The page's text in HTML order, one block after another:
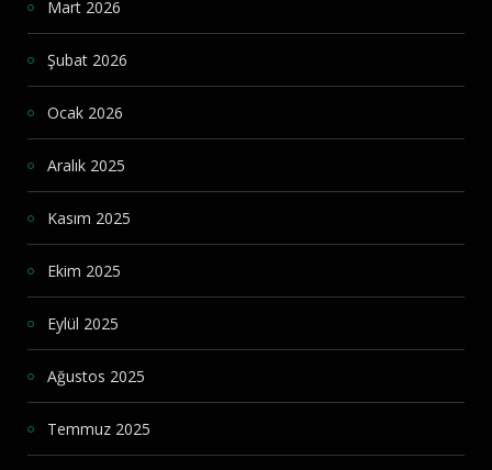
Mart 2026
Şubat 2026
Ocak 2026
Aralık 2025
Kasım 2025
Ekim 2025
Eylül 2025
Ağustos 2025
Temmuz 2025